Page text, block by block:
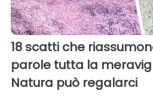
18 scatti che
parole tutta la
Natura può regalarci